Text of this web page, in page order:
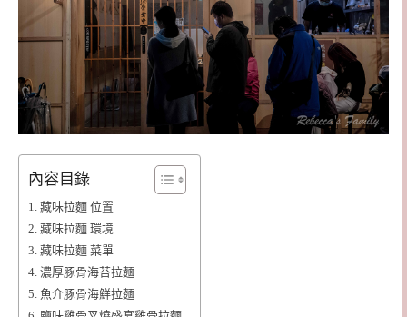
內容目錄
藏味拉麵 位置
藏味拉麵 環境
藏味拉麵 菜單
濃厚豚骨海苔拉麵
魚介豚骨海鮮拉麵